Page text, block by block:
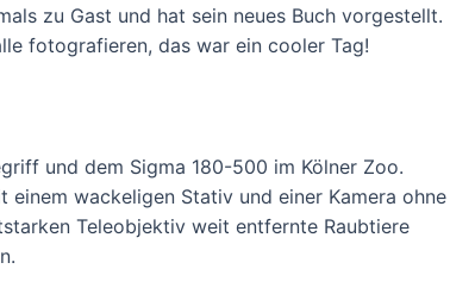
zu Gast und hat sein neues Buch vorgestellt.
fotografieren, das war ein cooler Tag!
und dem Sigma 180-500 im Kölner Zoo.
wackeligen Stativ und einer Kamera ohne
Teleobjektiv weit entfernte Raubtiere